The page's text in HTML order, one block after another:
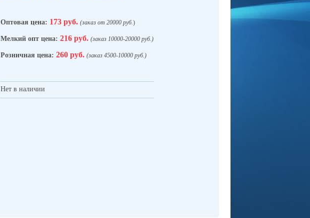
Оптовая цена: 173 руб. (заказ от 20000 руб.)
Мелкий опт цена: 216 руб. (заказ 10000-20000 руб.)
Розничная цена: 260 руб. (заказ 4500-10000 руб.)
Нет в наличии